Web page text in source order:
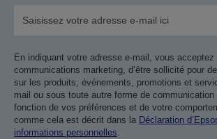
En indiquant votre adresse e-mail, vous acceptez
communications marketing, d’être sollicité pour
sur les produits, événements, promotions et
mail ou sous toute autre forme de communication
fonction de vos préférences et de votre
comme cela est décrit dans la Déclaration
informations personnelles